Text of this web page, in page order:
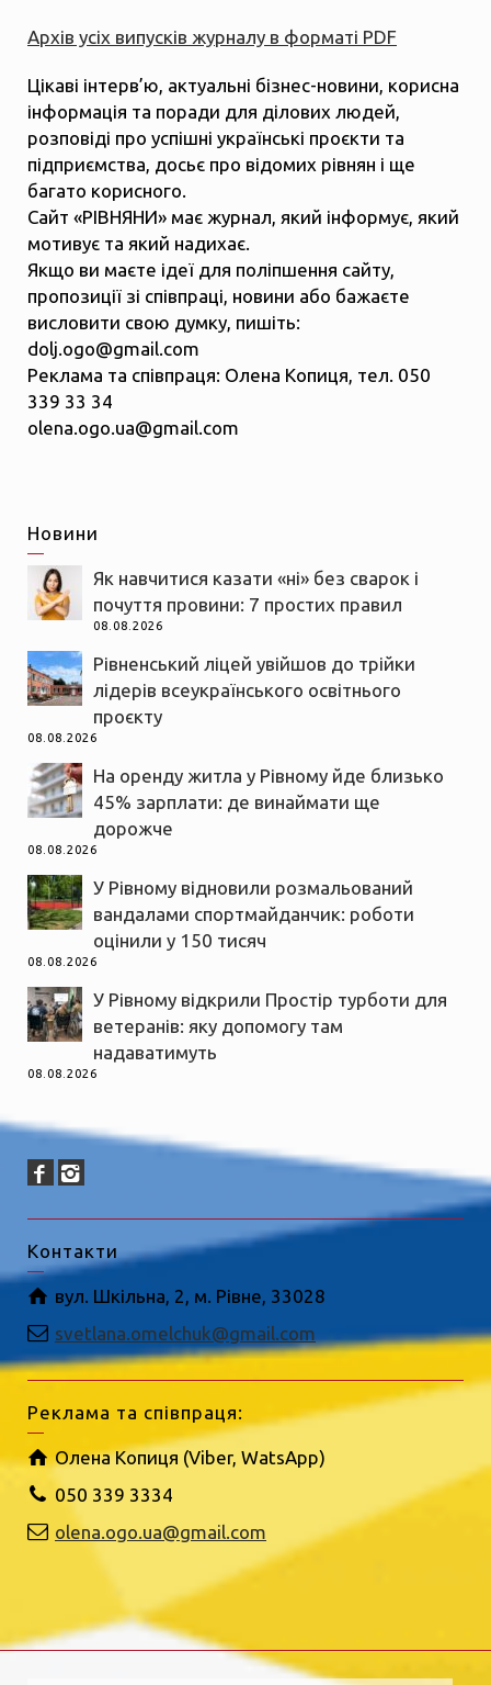
Архів усіх випусків журналу в форматі PDF
Цікаві інтерв’ю, актуальні бізнес-новини, корисна
інформація та поради для ділових людей,
розповіді про успішні українські проєкти та
підприємства, досьє про відомих рівнян і ще
багато корисного.
Сайт «РІВНЯНИ» має журнал, який інформує, який
мотивує та який надихає.
Якщо ви маєте ідеї для поліпшення сайту,
пропозиції зі співпраці, новини або бажаєте
висловити свою думку, пишіть:
dolj.ogo@gmail.com
Реклама та співпраця: Олена Копиця, тел. 050
339 33 34
olena.ogo.ua@gmail.com
Новини
Як навчитися казати «ні» без сварок і
почуття провини: 7 простих правил
08.08.2026
Рівненський ліцей увійшов до трійки
лідерів всеукраїнського освітнього
проєкту
08.08.2026
На оренду житла у Рівному йде близько
45% зарплати: де винаймати ще
дорожче
08.08.2026
У Рівному відновили розмальований
вандалами спортмайданчик: роботи
оцінили у 150 тисяч
08.08.2026
У Рівному відкрили Простір турботи для
ветеранів: яку допомогу там
надаватимуть
08.08.2026
Контакти
вул. Шкільна, 2, м. Рівне, 33028
svetlana.omelchuk@gmail.com
Реклама та співпраця:
Олена Копиця (Viber, WatsApp)
050 339 3334
olena.ogo.ua@gmail.com